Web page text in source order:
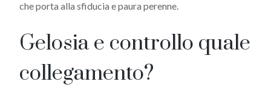
che porta alla sfiducia e paura perenne.
Gelosia e controllo quale
collegamento?